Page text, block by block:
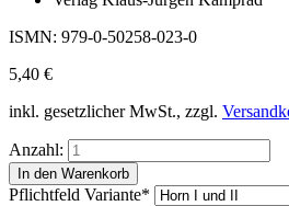
ISMN: 979-0-50258-023-0
5,40 €
inkl. gesetzlicher MwSt., zzgl.
Anzahl:
Pflichtfeld Variante*